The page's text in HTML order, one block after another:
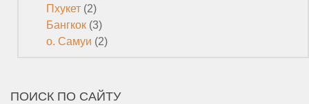
Пхукет (2)
Бангкок (3)
о. Самуи (2)
ПОИСК ПО САЙТУ